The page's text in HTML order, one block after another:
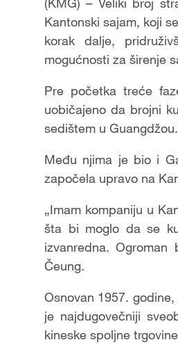
Kantonski sajam, koji
korak dalje,
mogućnosti za širenje
Pre početka treće
uobičajeno da brojni
sedištem u Guangdžou.
Među njima je bio i
započela upravo na
„Imam kompaniju u
šta bi moglo da se
izvanredna.
Čeung.
Osnovan 1957.
je najdugovečniji
kineske spoljne